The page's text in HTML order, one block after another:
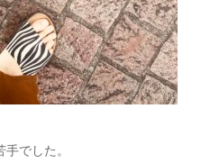
でした。